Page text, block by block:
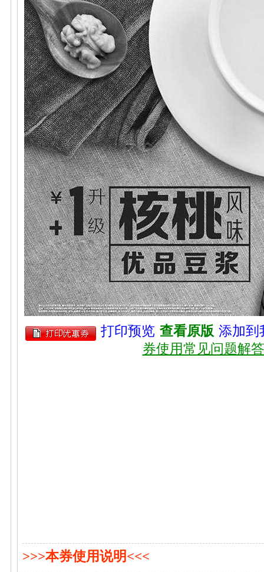
打印预览 查看原版 添加到
券使用常见问题解
>>>本券使用说明<<<